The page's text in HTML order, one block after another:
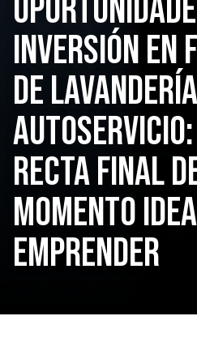
INVERSIÓN EN
DE
RECTA FINAL
MOMENTO
EMPRENDER